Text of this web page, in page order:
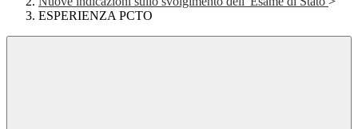
ESPERIENZA PCTO